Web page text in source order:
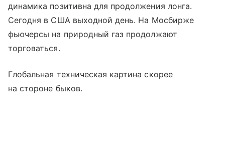
динамика позитивна для продолжения лонга.
Сегодня в США выходной день. На Мосбирже
фьючерсы на природный газ продолжают
торговаться.
Глобальная техническая картина скорее
на стороне быков.